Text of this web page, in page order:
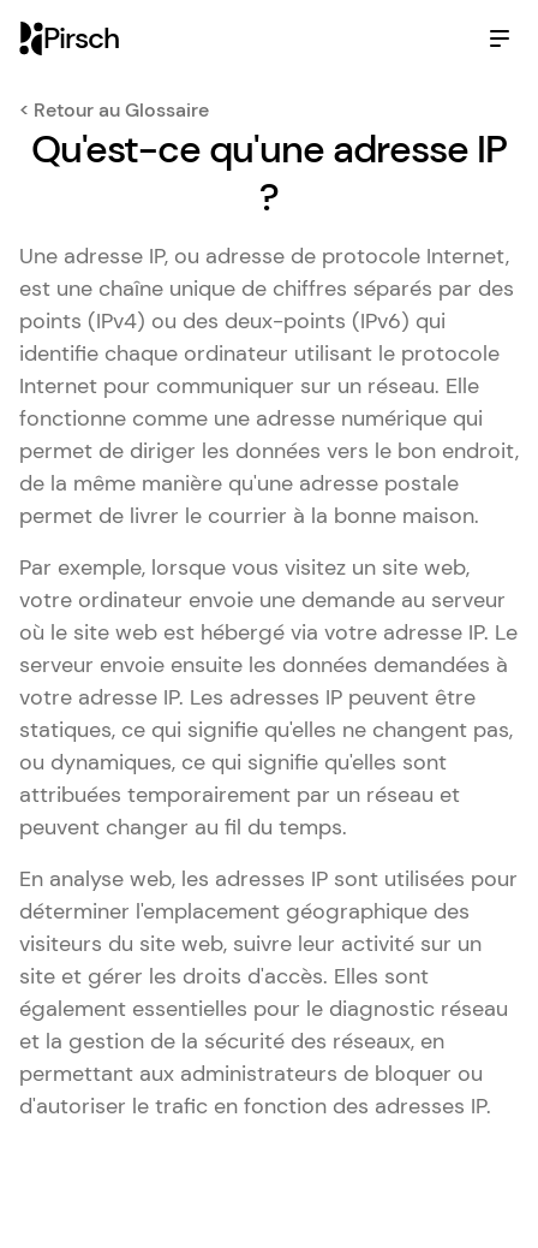
Pirsch
< Retour au Glossaire
Qu'est-ce qu'une adresse IP
?
Une adresse IP, ou adresse de protocole Internet,
est une chaîne unique de chiffres séparés par des
points (IPv4) ou des deux-points (IPv6) qui
identifie chaque ordinateur utilisant le protocole
Internet pour communiquer sur un réseau. Elle
fonctionne comme une adresse numérique qui
permet de diriger les données vers le bon endroit,
de la même manière qu'une adresse postale
permet de livrer le courrier à la bonne maison.
Par exemple, lorsque vous visitez un site web,
votre ordinateur envoie une demande au serveur
où le site web est hébergé via votre adresse IP. Le
serveur envoie ensuite les données demandées à
votre adresse IP. Les adresses IP peuvent être
statiques, ce qui signifie qu'elles ne changent pas,
ou dynamiques, ce qui signifie qu'elles sont
attribuées temporairement par un réseau et
peuvent changer au fil du temps.
En analyse web, les adresses IP sont utilisées pour
déterminer l'emplacement géographique des
visiteurs du site web, suivre leur activité sur un
site et gérer les droits d'accès. Elles sont
également essentielles pour le diagnostic réseau
et la gestion de la sécurité des réseaux, en
permettant aux administrateurs de bloquer ou
d'autoriser le trafic en fonction des adresses IP.